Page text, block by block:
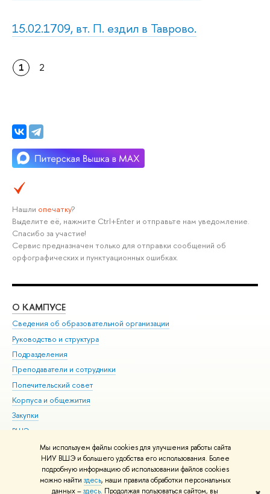
Мы используем файлы cookies для улучшения работы сайта
НИУ ВШЭ и большего удобства его использования. Более
подробную информацию об использовании файлов cookies
можно найти здесь, наши правила обработки персональных
данных –здесь. Продолжая пользоваться сайтом, вы
15.02.1709, вт. П. ездил в Таврово.
1 2
Нашли опечатку?
Выделите её, нажмите Ctrl+Enter и отправьте нам уведомление.
Спасибо за участие!
Сервис предназначен только для отправки сообщений об
орфографических и пунктуационных ошибках.
О КАМПУСЕ
Сведения об образовательной организации
Руководство и структура
Подразделения
Преподаватели и сотрудники
Попечительский совет
Корпуса и общежития
Закупки
ВШЭ для студентов с ограниченными возможностями
здоровья и инвалидностью
Версия для слабовидящих
Единая платежная страница